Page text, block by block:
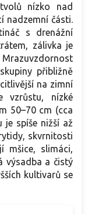
nízko nad
nadzemní části.
s drenážní
zálivka je
Mrazuvzdornost
přibližně
na zimní
vzrůstu, nízké
50–70 cm (cca
je spíše nižší až
skvrnitosti
mšice, slimáci,
výsadba a čistý
kultivarů se